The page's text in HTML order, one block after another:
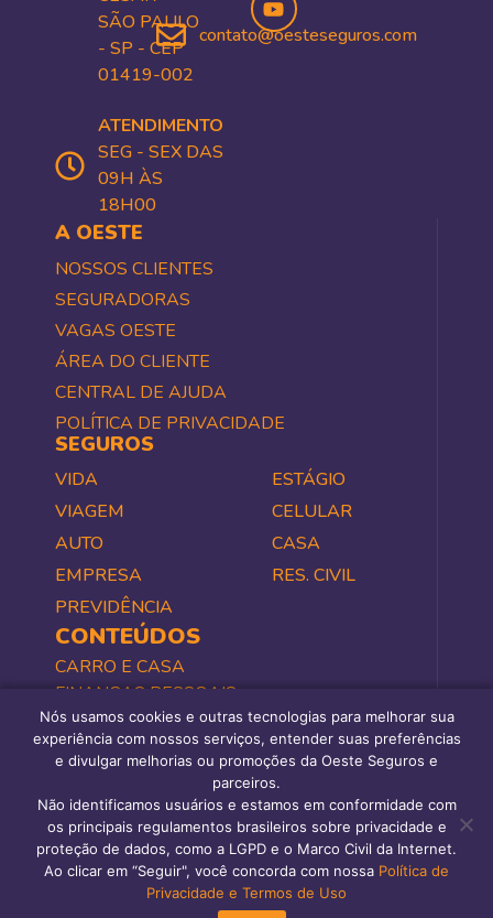
SÃO PAULO
- SP - CEP
01419-002
ATENDIMENTO
SEG - SEX DAS
09H ÀS
18H00
contato@oesteseguros.com
A OESTE
NOSSOS CLIENTES
SEGURADORAS
VAGAS OESTE
ÁREA DO CLIENTE
CENTRAL DE AJUDA
POLÍTICA DE PRIVACIDADE
SEGUROS
VIAGEM
ESTÁGIO
AUTO CASA
CELULAR
EMPRESA
PREVIDÊNCIA
RES. CIVIL
VIDA
CONTEÚDOS
CARRO E CASA
FINANÇAS PESSOAIS
NEGÓCIOS
SAÚDE E BEM-ESTAR
TODOS
PERGUNTAS FREQUENTES
COPYRIGHT 2000 OESTE CORRETORA DE SEGUROS LTDA. V.2R
TODOS OS DIREITOS RESERVADOS – CNPJ 64.610.991/0001-07 –
Nós usamos cookies e outras tecnologias para melhorar sua
experiência com nossos serviços, entender suas preferências
e divulgar melhorias ou promoções da Oeste Seguros e
parceiros.
Não identificamos usuários e estamos em conformidade com
os principais regulamentos brasileiros sobre privacidade e
proteção de dados, como a LGPD e o Marco Civil da Internet.
Ao clicar em “Seguir", você concorda com nossa Política de
Privacidade e Termos de Uso